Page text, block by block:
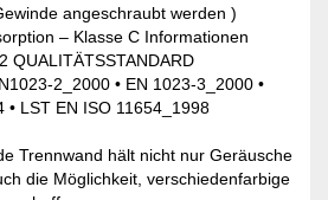
angeschraubt werden )
– Klasse C Informationen
QUALITÄTSSTANDARD
2_2000 • EN 1023-3_2000 •
• LST EN ISO 11654_1998
Trennwand hält nicht nur Geräusche
die Möglichkeit, verschiedenfarbige